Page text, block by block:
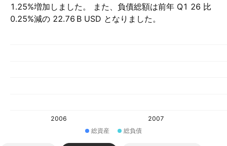
1.25%増加しました。 また、負債総額は前年 Q1 26 比
0.25%減の ‪22.76 B‬ USD となりました。
2006
2007
総資産
総負債